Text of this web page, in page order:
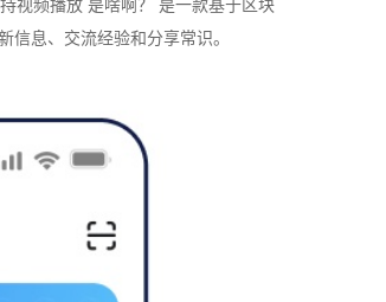
息、交流经验和分享常识。